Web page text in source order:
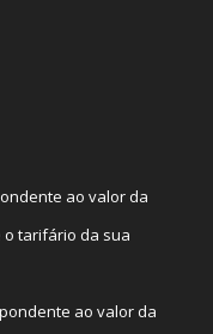
ao valor da
tarifário da sua
ao valor da